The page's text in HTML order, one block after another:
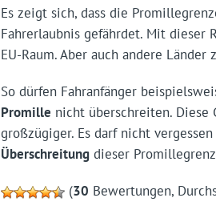
Es zeigt sich, dass die
Fahrerlaubnis gefährdet. Mit dieser
EU-Raum. Aber auch andere Länder
So dürfen Fahranfänger
Promille nicht überschreiten. Diese
großzügiger. Es darf nicht
Überschreitungdieser
(30 Bewertungen,